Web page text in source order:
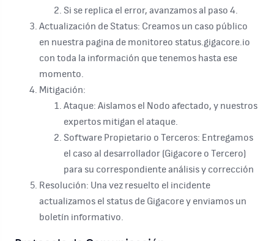
Si se replica el error, avanzamos al paso 4.
Actualización de Status: Creamos un caso público
en nuestra pagina de monitoreo status.gigacore.io
con toda la información que tenemos hasta ese
momento.
Mitigación:
Ataque: Aislamos el Nodo afectado, y nuestros
expertos mitigan el ataque.
Software Propietario o Terceros: Entregamos
el caso al desarrollador (Gigacore o Tercero)
para su correspondiente análisis y corrección
Resolución: Una vez resuelto el incidente
actualizamos el status de Gigacore y enviamos un
boletín informativo.